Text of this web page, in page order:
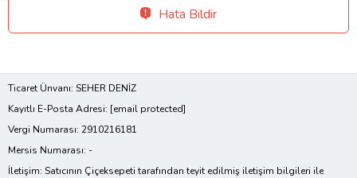
Hata Bildir
Ticaret Ünvanı: SEHER DENİZ
Kayıtlı E-Posta Adresi: [email protected]
Vergi Numarası: 2910216181
Mersis Numarası: -
İletişim: Satıcının Çiçeksepeti tarafından teyit edilmiş iletişim bilgileri ile